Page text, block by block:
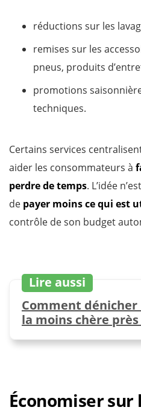
réductions sur les
remises sur les
pneus, produits
promotions
techniques.
Certains services
aider les consommateurs à
perdre de temps. L’idée
de payer moins ce qui est
contrôle de son budget
Lire aussi
Comment
la moins chère près
Économiser sur